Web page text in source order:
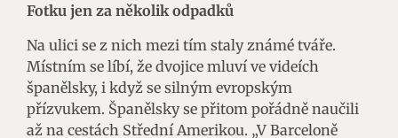
Fotku jen za několik odpadků
Na ulici se z nich mezi tím staly známé tváře.
Místním se líbí, že dvojice mluví ve videích
španělsky, i když se silným evropským
přízvukem. Španělsky se přitom pořádně naučili
až na cestách Střední Amerikou. „V Barceloně